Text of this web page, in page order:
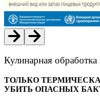
Кулинарная обработка
ТОЛЬКО
УБИТЬ ОПАСНЫХ